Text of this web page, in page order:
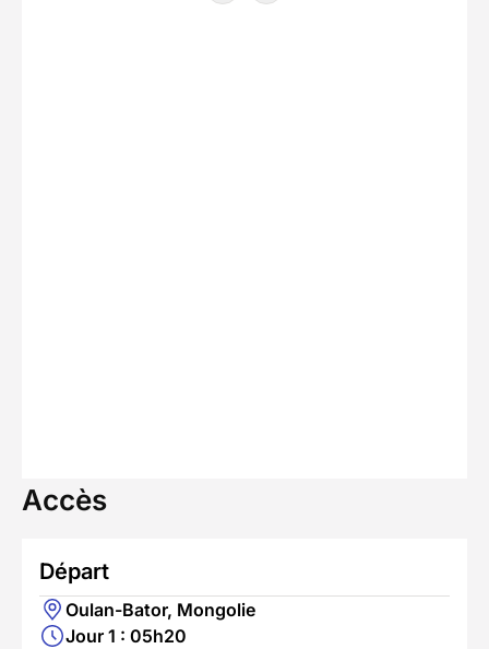
Accès
Départ
Oulan-Bator, Mongolie
Jour 1 : 05h20